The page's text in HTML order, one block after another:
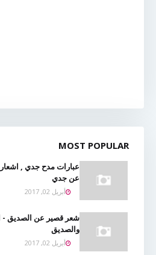
MOST POPULAR
عبارات مدح جدي ,
عن جدي
أبريل 02, 2017
شعر قصير عن الصديق -
والصديق
أبريل 02, 2017